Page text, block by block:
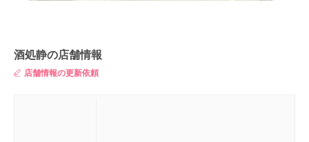
酒処静の店舗情報
店舗情報の更新依頼